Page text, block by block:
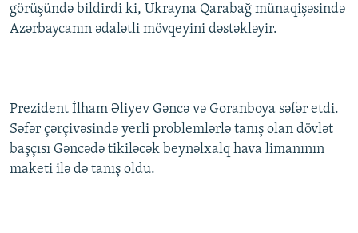
görüşündə bildirdi ki, Ukrayna Qarabağ münaqişəsində
Azərbaycanın ədalətli mövqeyini dəstəkləyir.
Prezident İlham Əliyev Gəncə və Goranboya səfər etdi.
Səfər çərçivəsində yerli problemlərlə tanış olan dövlət
başçısı Gəncədə tikiləcək beynəlxalq hava limanının
maketi ilə də tanış oldu.